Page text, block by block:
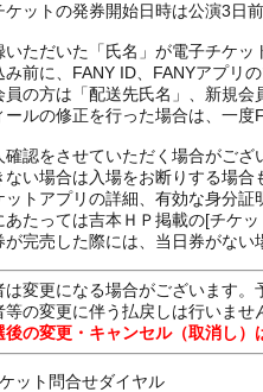
ットの発券開始日時は公演3日
ただいた「氏名」が電子チケッ
み前に、FANY ID、FANYアプリ
員の方は「配送先氏名」、新規
ールの修正を行った場合は、一
認をさせていただく場合がござ
ない場合は入場をお断りする場合
ットアプリの詳細、有効な身分証
たっては吉本ＨＰ掲載の[チケッ
完売した際には、当日券がない
は変更になる場合がございます。
等の変更に伴う払戻しは行いませ
後の変更・キャンセル（取消し）
ット問合せダイヤル